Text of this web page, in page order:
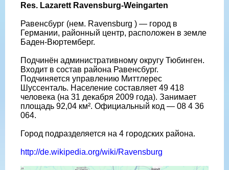
Res. Lazarett Ravensburg-Weingarten
Равенсбург (нем. Ravensburg ) — город в
Германии, районный центр, расположен в земле
Баден-Вюртемберг.
Подчинён административному округу Тюбинген.
Входит в состав района Равенсбург.
Подчиняется управлению Миттлерес
Шуссенталь. Население составляет 49 418
человека (на 31 декабря 2009 года). Занимает
площадь 92,04 км². Официальный код — 08 4 36
064.
Город подразделяется на 4 городских района.
http://de.wikipedia.org/wiki/Ravensburg